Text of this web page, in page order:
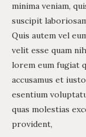
minima veniam,
suscipit
Quis autem vel
velit esse quam
lorem eum fugiat
accusamus et
esentium
quas molestias
provident,